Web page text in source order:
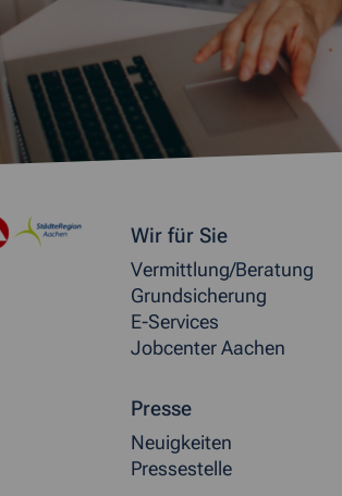
Wir für Sie
Vermittlung/Beratung
Grundsicherung
E-Services
Jobcenter Aachen
Presse
Neuigkeiten
Pressestelle